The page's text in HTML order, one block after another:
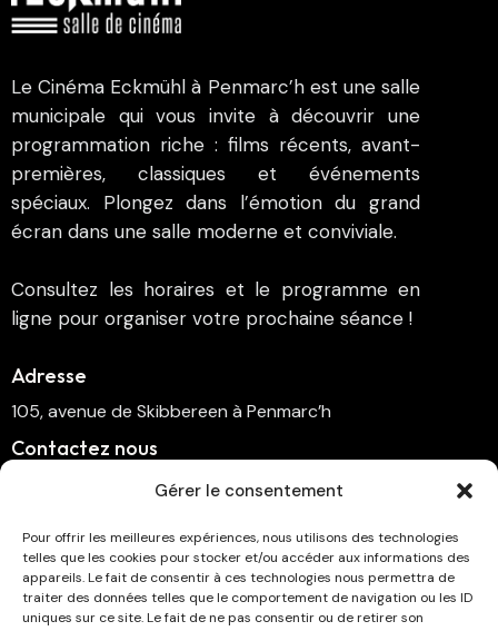
Gérer le consentement
Pour offrir les meilleures expériences, nous utilisons des technologies
telles que les cookies pour stocker et/ou accéder aux informations des
appareils. Le fait de consentir à ces technologies nous permettra de
traiter des données telles que le comportement de navigation ou les ID
uniques sur ce site. Le fait de ne pas consentir ou de retirer son
Le Cinéma Eckmühl à Penmarc’h est une salle
municipale qui vous invite à découvrir une
programmation riche : films récents, avant-
premières, classiques et événements
spéciaux. Plongez dans l’émotion du grand
écran dans une salle moderne et conviviale.
Consultez les horaires et le programme en
ligne pour organiser votre prochaine séance !
Adresse
105, avenue de Skibbereen à Penmarc’h
Contactez nous
cinema.penmarch@orange.fr
Suivez-nous